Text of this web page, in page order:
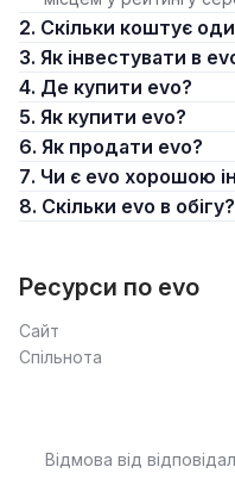
2. Скільки коштує
3. Як інвестувати в
4. Де купити evo?
5. Як купити evo?
6. Як продати evo?
7. Чи є evo хорошою
8. Скільки evo в обігу?
Ресурси по evo
Сайт
Спільнота
Відмова від